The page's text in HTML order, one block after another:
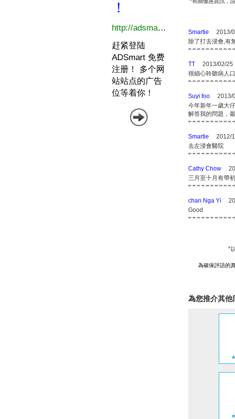
Smartie
2013/
除了打去浸會,有
TT
2013/02/25
很細心聆聽病人
Suyi foo
2013/
今年新年一歲大
解答我的問題，
Smartie
2012/
去左浸會醫院
Cathy Chow
三月至十月有帶
chan Nga Yi
Good
*
為確保評語的
為您推介其他
★
★